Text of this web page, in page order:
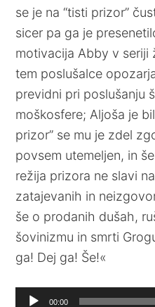
se je na “tisti prizor”
sicer pa ga je
motivacija Abby v seriji
tem poslušalce
previdni pri poslušanju
moškosfere; Aljoša je
prizor” se mu je zdel
povsem utemeljen, in
režija prizora ne slavi
zatajevanih in
še o prodanih dušah,
šovinizmu in smrti
ga! Dej ga! Še!«
Audio
00:00